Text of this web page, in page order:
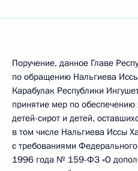
Поручение, данное Главе
по обращению Нальгиева
Карабулак Республики
принятие мер по
детей-сирот и детей,
в том числе Нальгиева Иссы
с требованиями
1996 года № 159-ФЗ «О